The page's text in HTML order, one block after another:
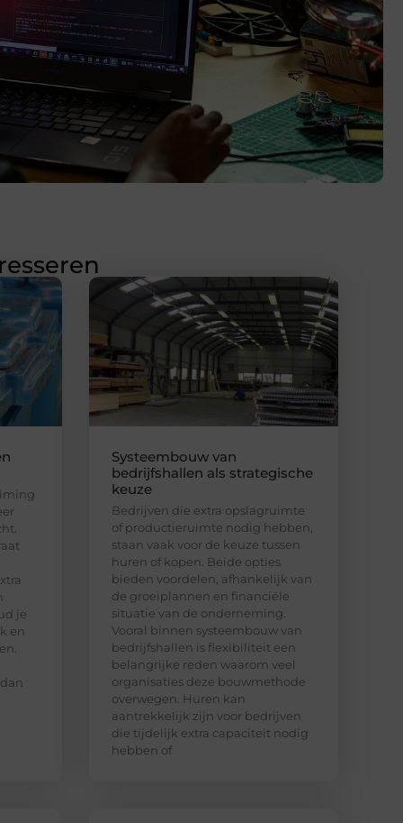
je
en
Systeembouw van
bedrijfshallen als strategische
keuze
Bedrijven die extra opslagruimte
of productieruimte nodig hebben,
staan vaak voor de keuze tussen
huren of kopen. Beide opties
bieden voordelen, afhankelijk van
de groeiplannen en financiële
situatie van de onderneming.
Vooral binnen systeembouw van
bedrijfshallen is flexibiliteit een
belangrijke reden waarom veel
organisaties deze bouwmethode
overwegen. Huren kan
aantrekkelijk zijn voor bedrijven
die tijdelijk extra capaciteit nodig
hebben of